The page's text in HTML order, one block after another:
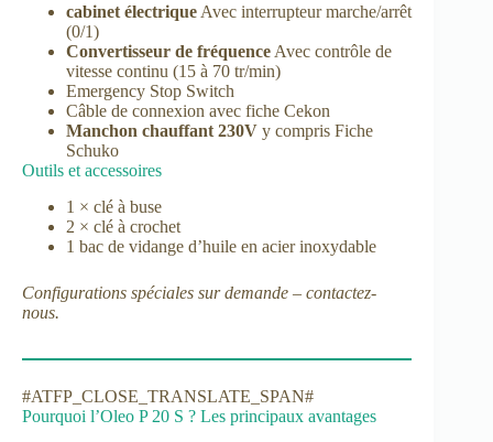
cabinet électrique Avec interrupteur marche/arrêt
(0/1)
Convertisseur de fréquence Avec contrôle de
vitesse continu (15 à 70 tr/min)
Emergency Stop Switch
Câble de connexion avec fiche Cekon
Manchon chauffant 230V y compris Fiche
Schuko
Outils et accessoires
1 × clé à buse
2 × clé à crochet
1 bac de vidange d’huile en acier inoxydable
Configurations spéciales sur demande – contactez-
nous.
#ATFP_CLOSE_TRANSLATE_SPAN#
Pourquoi l’Oleo P 20 S ? Les principaux avantages